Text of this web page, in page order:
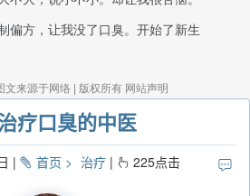
疗口臭的中医
首页 治疗 225点击